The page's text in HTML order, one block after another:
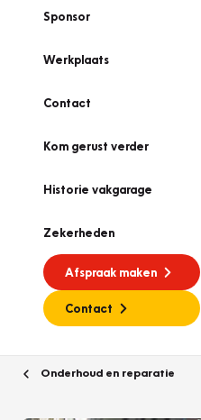
Sponsor
Werkplaats
Contact
Kom gerust verder
Historie vakgarage
Zekerheden
Afspraak maken
Contact
Onderhoud en reparatie